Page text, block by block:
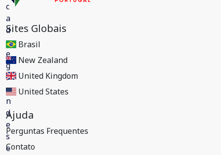
Sites Globais
Brasil
New Zealand
United Kingdom
United States
Ajuda
Perguntas Frequentes
Contato